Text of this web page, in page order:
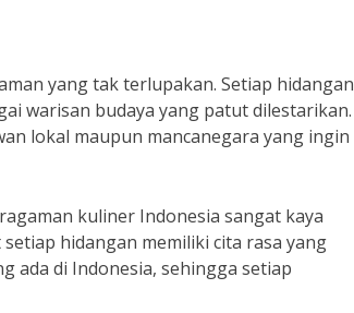
yang tak terlupakan. Setiap hidangan
warisan budaya yang patut dilestarikan.
lokal maupun mancanegara yang ingin
kuliner Indonesia sangat kaya
hidangan memiliki cita rasa yang
ada di Indonesia, sehingga setiap